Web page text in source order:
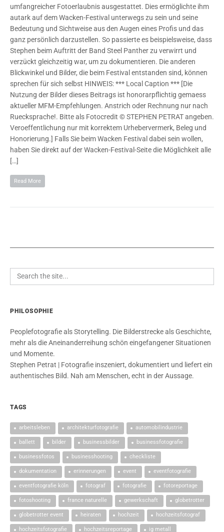
umfangreicher Fotoerlaubnis ausgestattet. Dies ermöglichte ihm
autark auf dem Wacken-Festival unterwegs zu sein und seine
Bedeutung und Sichtweise aus den Augen eines Profis und das
ganz persönlich darzustellen. So passierte es beispielsweise, dass
Stephen beim Auftritt der Band Steel Panther zu verwirrt und
verzückt gleichzeitig war, um zu dokumentieren. Die anderen
Blickwinkel und Bilder, die beim Festival entstanden sind, können
sprechen für sich selbst HINWEIS: *** Local Caption *** [Die
Nutzung der Bilder dieses Beitrags ist honorarpflichtig gemaess
aktueller MFM-Empfehlungen. Anstrich oder Rechnung nur nach
Ruecksprache!. Bitte als Fotocredit © STEPHEN PETRAT angeben.
Veroeffentlichung nur mit korrektem Urhebervermerk, Beleg und
Honorierung.] Falls Sie beim Wacken Festival dabei sein wollen,
haben Sie direkt auf der Wacken-Festival-Seite die Möglichkeit alle
[…]
Read More
PHILOSOPHIE
Peoplefotografie als Storytelling. Die Bilderstrecke als Geschichte,
mehr als die Aneinanderreihung schön eingefangener Situationen
und Momente.
Stephen Petrat | Fotografie inszeniert, dokumentiert und liefert ein
authentisches Bild. Nah am Menschen, echt in der Aussage.
TAGS
arbeitsleben architekturfotografie automobilindustrie
ballett bilder businessbilder businessfotografie
businessfotos businesshooting checkliste
dokumentation erinnerungen event eventfotografie
eventfotografie köln fotograf fotografie fotoreportage
fotoshooting france naturelle gewerkschaft globetrotter
globetrotter event heiraten hochzeit hochzeitsfotograf
hochzeitsfotografie hochzeitsreportage ig metall